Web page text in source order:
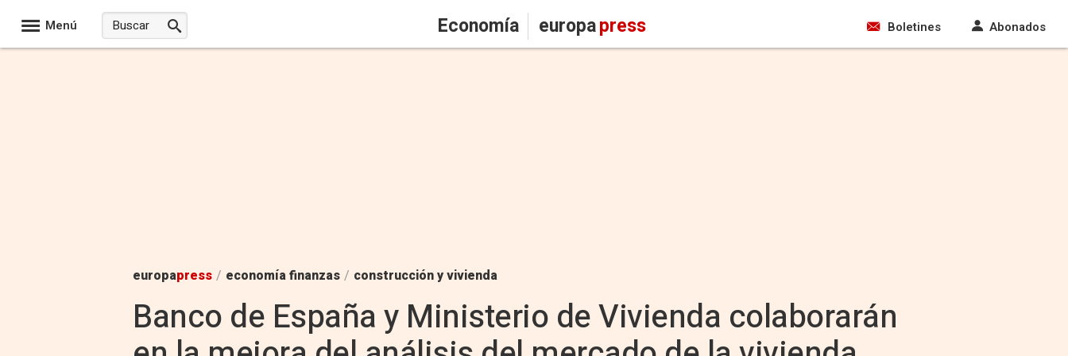
Menú Economía europapress Boletines Abonados
europapress / economía finanzas / construcción y vivienda
Banco de España y Ministerio de Vivienda colaborarán